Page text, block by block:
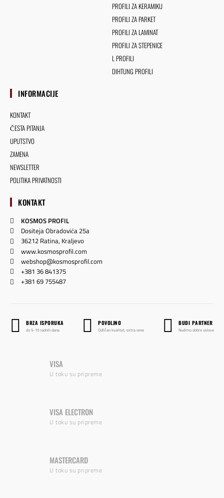
PROFILI ZA KERAMIKU
PROFILI ZA PARKET
PROFILI ZA LAMINAT
PROFILI ZA STEPENICE
L PROFILI
DIHTUNG PROFILI
INFORMACIJE
KONTAKT
ČESTA PITANJA
UPUTSTVO
ZAMENA
NEWSLETTER
POLITIKA PRIVATNOSTI
KONTAKT
KOSMOS PROFIL
Dositeja Obradovića 25a
36212 Ratina, Kraljevo
www.kosmosprofil.com
webshop@kosmosprofil.com
+381 36 841375
+381 69 755487
BRZA ISPORUKA
do 5-10 radnih dana
POVOLJNO
Odličan kvalitet, extra cene
BUDI PARTNER
Nudimo dobre uslove
VISA
U toku su pripreme
VISA ELECTRON
U toku su pripreme
MASTERCARD
U toku su pripreme